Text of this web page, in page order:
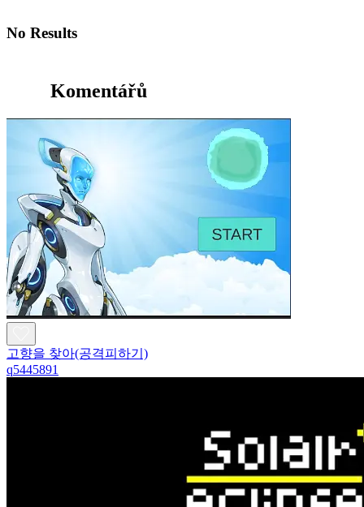
No Results
Komentářů
고향을 찾아(공격피하기)
q5445891